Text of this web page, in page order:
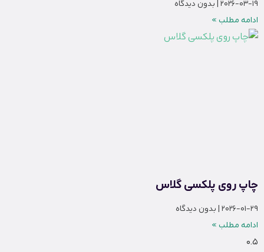
2026-03-19 بدون دیدگاه
ادامه مطلب »
چاپ روی پلکسی گلاس
2026-01-29 بدون دیدگاه
ادامه مطلب »